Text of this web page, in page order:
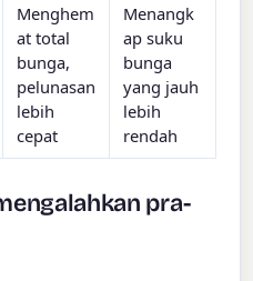
Menghem
at total
bunga,
pelunasan
lebih
cepat
Menangk
ap suku
bunga
yang jauh
lebih
rendah
pra-